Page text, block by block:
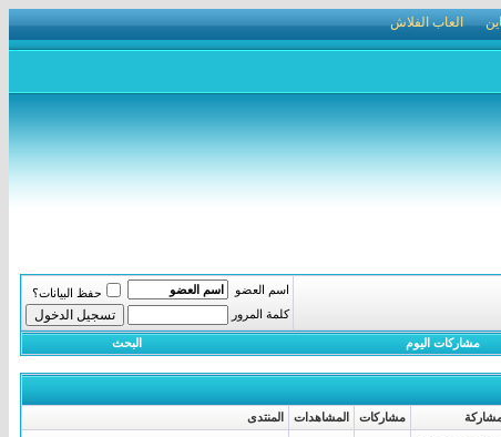
العاب الفلاش
اسم العضو
حفظ البيانات؟
كلمة المرور
مشاركات اليوم البحث
مشاركات المشاهدات المنتدى